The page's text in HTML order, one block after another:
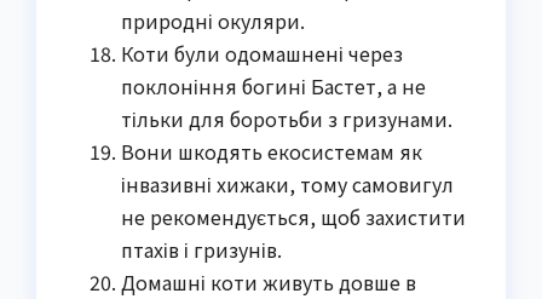
природні окуляри.
Коти були одомашнені через
поклоніння богині Бастет, а не
тільки для боротьби з гризунами.
Вони шкодять екосистемам як
інвазивні хижаки, тому самовигул
не рекомендується, щоб захистити
птахів і гризунів.
Домашні коти живуть довше в